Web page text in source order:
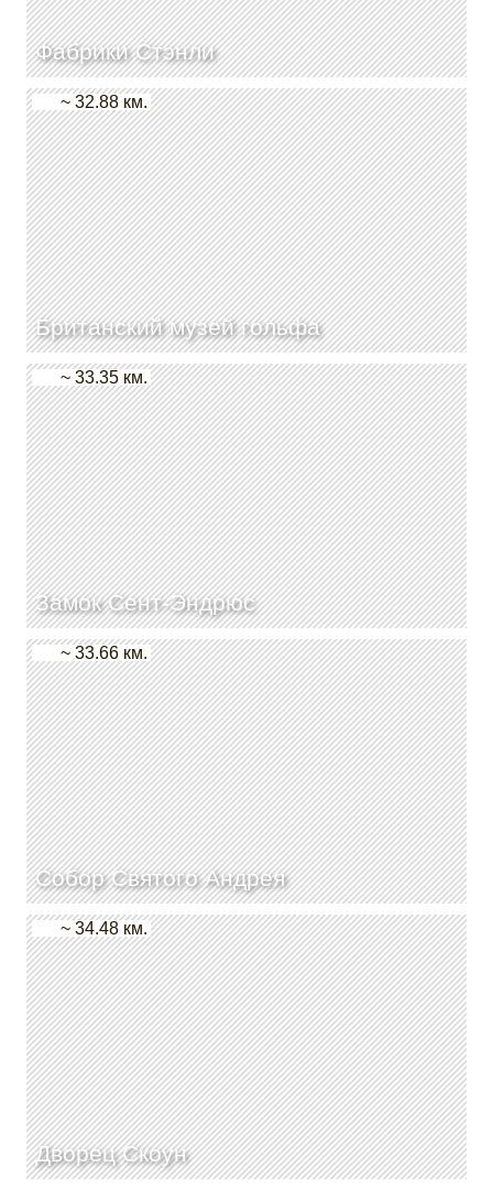
Фабрики Стэнли
Британский музей гольфа
~ 32.88 км.
Замок Сент-Эндрюс
~ 33.35 км.
Собор Святого Андрея
~ 33.66 км.
Дворец Скоун
~ 34.48 км.